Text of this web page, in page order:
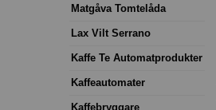
Matgåva Tomtelåda
Lax Vilt Serrano
Kaffe Te Automatprodukter
Kaffeautomater
Kaffebryggare